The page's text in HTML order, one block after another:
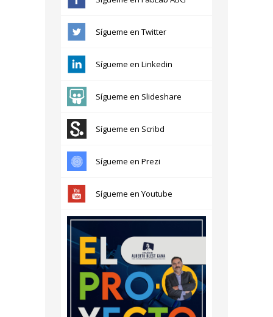
Sígueme en Twitter
Sígueme en Linkedin
Sígueme en Slideshare
Sígueme en Scribd
Sígueme en Prezi
Sígueme en Youtube